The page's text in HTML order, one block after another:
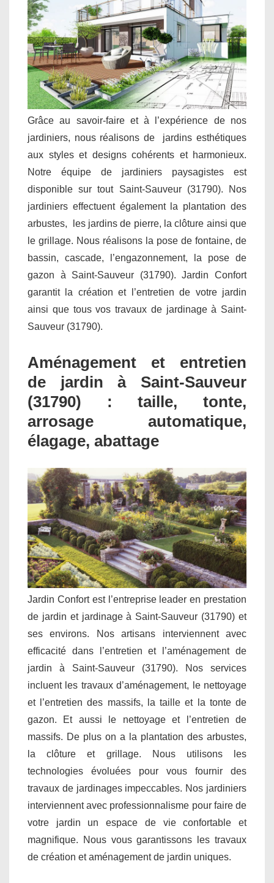
Grâce au savoir-faire et à l’expérience de nos
jardiniers, nous réalisons de jardins esthétiques
aux styles et designs cohérents et harmonieux.
Notre équipe de jardiniers paysagistes est
disponible sur tout Saint-Sauveur (31790). Nos
jardiniers effectuent également la plantation des
arbustes, les jardins de pierre, la clôture ainsi que
le grillage. Nous réalisons la pose de fontaine, de
bassin, cascade, l’engazonnement, la pose de
gazon à Saint-Sauveur (31790). Jardin Confort
garantit la création et l’entretien de votre jardin
ainsi que tous vos travaux de jardinage à Saint-
Sauveur (31790).
Aménagement et entretien
de jardin à Saint-Sauveur
(31790) : taille, tonte,
arrosage automatique,
élagage, abattage
Jardin Confort est l’entreprise leader en prestation
de jardin et jardinage à Saint-Sauveur (31790) et
ses environs. Nos artisans interviennent avec
efficacité dans l’entretien et l’aménagement de
jardin à Saint-Sauveur (31790). Nos services
incluent les travaux d’aménagement, le nettoyage
et l’entretien des massifs, la taille et la tonte de
gazon. Et aussi le nettoyage et l’entretien de
massifs. De plus on a la plantation des arbustes,
la clôture et grillage. Nous utilisons les
technologies évoluées pour vous fournir des
travaux de jardinages impeccables. Nos jardiniers
interviennent avec professionnalisme pour faire de
votre jardin un espace de vie confortable et
magnifique. Nous vous garantissons les travaux
de création et aménagement de jardin uniques.